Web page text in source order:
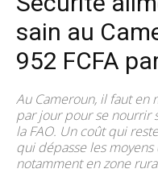
sain au
952 FCFA
Au Cameroun, il faut en
par jour pour se nourrir
la FAO. Un coût qui
qui dépasse les
notamment en zone